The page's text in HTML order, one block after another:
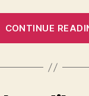
CONTINUE